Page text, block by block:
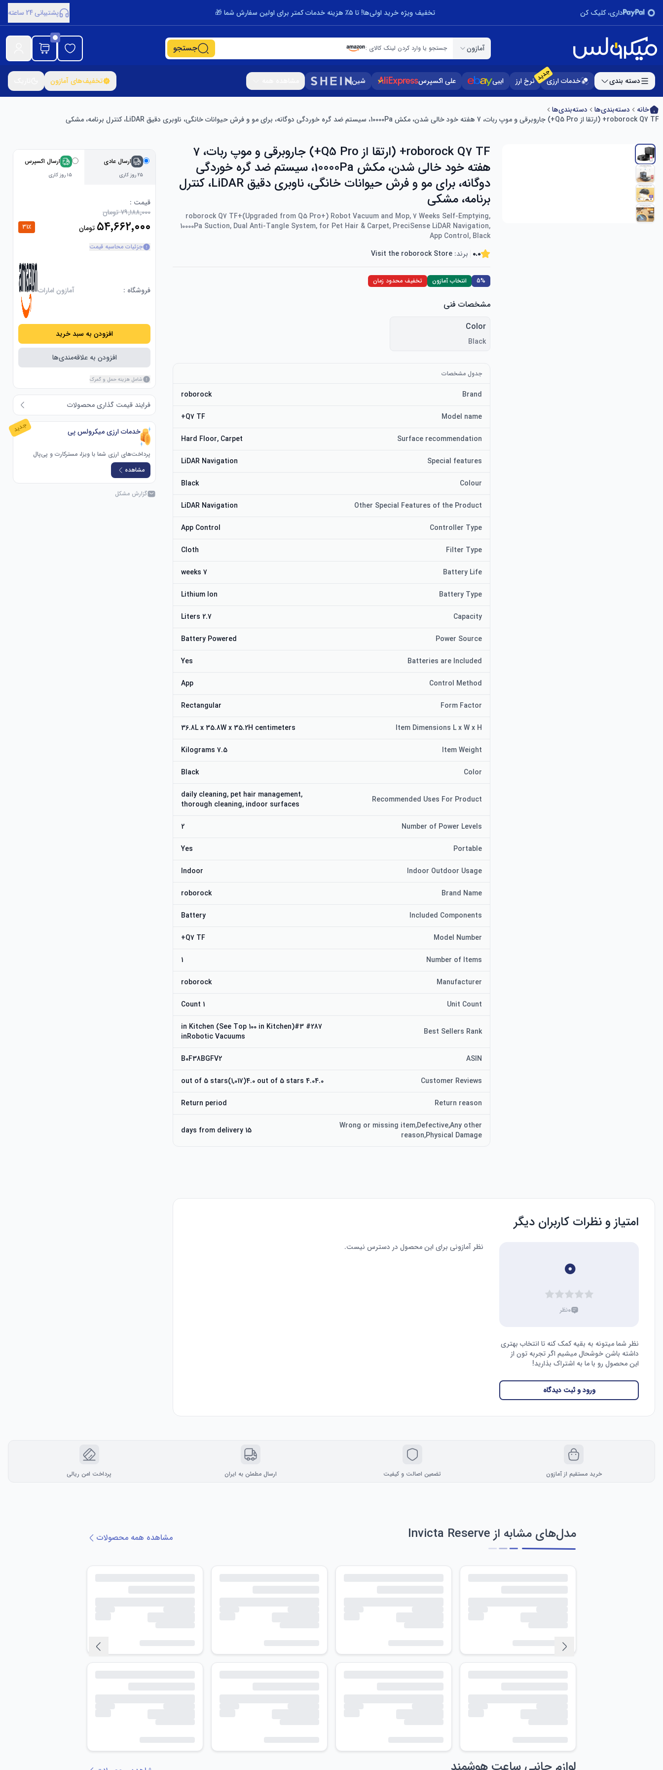
داری، کلیک کن تخفیف ویژه خرید اولی‌ها! تا ۵٪ هزینه خدمات کمتر برای اولین سفارش شما 🎁 پشتیبانی 24 ساعته
آمازون جستجو یا وارد کردن لینک کالای : جستجو
دسته بندی خدمات ارزیجدیدنرخ ارز ایبی علی اکسپرس شین تخفیف‌های آمازون
خانه دسته‌بندی‌ها
دسته‌بندی‌ها
roborock Q7 TF+ (ارتقا از Q5 Pro+) جاروبرقی و موپ ربات، 7 هفته خود خالی شدن، مکش 10000Pa، سیستم ضد گره خوردگی دوگانه، برای مو و فرش حیوانات خانگی، ناوبری دقیق LiDAR، کنترل برنامه، مشکی
roborock Q7 TF+ (ارتقا از Q5 Pro+) جاروبرقی و موپ ربات، 7
هفته خود خالی شدن، مکش 10000Pa، سیستم ضد گره خوردگی
دوگانه، برای مو و فرش حیوانات خانگی، ناوبری دقیق LiDAR، کنترل
برنامه، مشکی
roborock Q7 TF+(Upgraded from Q5 Pro+) Robot Vacuum and Mop, 7 Weeks Self-Emptying,
10000Pa Suction, Dual Anti-Tangle System, for Pet Hair & Carpet, PreciSense LiDAR Navigation,
App Control, Black
0.0 برند: Visit the roborock Store
5% انتخاب آمازون تخفیف محدود زمان
مشخصات فنی
Color
Black
جدول مشخصات
Brand
roborock
Model name
Q7 TF+
Surface recommendation
Hard Floor, Carpet
Special features
LiDAR Navigation
Colour
Black
Other Special Features of the Product
LiDAR Navigation
Controller Type
App Control
Filter Type
Cloth
Battery Life
7 weeks
Battery Type
Lithium Ion
Capacity
2.7 Liters
Power Source
Battery Powered
Batteries are Included
Yes
Control Method
App
Form Factor
Rectangular
Item Dimensions L x W x H
36.8L x 35.8W x 35.2H centimeters
Item Weight
7.5 Kilograms
Color
Black
Recommended Uses For Product
daily cleaning, pet hair management,
thorough cleaning, indoor surfaces
Number of Power Levels
2
Portable
Yes
Indoor Outdoor Usage
Indoor
Brand Name
roborock
Included Components
Battery
Model Number
Q7 TF+
Number of Items
1
Manufacturer
roborock
Unit Count
1 Count
Best Sellers Rank
#287 in Kitchen (See Top 100 in Kitchen)#3
inRobotic Vacuums
ASIN
B0F38BGFV2
Customer Reviews
4.04.0 out of 5 stars(1,017)4.0 out of 5 stars
Return reason
Return period
Wrong or missing item,Defective,Any other
reason,Physical Damage
15 days from delivery
ارسال عادی
۲۵ روز کاری
ارسال اکسپرس
۱۵ روز کاری
قیمت :
۷۹٬۱۸۸٬۰۰۰ تومان
۵۴٬۶۶۲٬۰۰۰ تومان 31٪
جزئیات محاسبه قیمت
فروشگاه : آمازون امارات
افزودن به سبد خرید
افزودن به علاقه‌مندی‌ها
شامل هزینه حمل و گمرک
فرایند قیمت گذاری محصولات
جدید خدمات ارزی میکرولس پی
پرداخت‌های ارزی شما با ویزا، مسترکارت و پی‌پال
مشاهده
گزارش مشکل
امتیاز و نظرات کاربران دیگر
۰
۰نظر
نظر شما میتونه به بقیه کمک کنه تا انتخاب بهتری
داشته باشن خوشحال میشیم اگر تجربه تون از
این محصول رو با ما به اشتراک بذارید!
ورود و ثبت دیدگاه
نظر آمازونی برای این محصول در دسترس نیست.
خرید مستقیم از آمازون تضمین اصالت و کیفیت ارسال مطمئن به ایران پرداخت امن ریالی
مدل‌های مشابه از Invicta Reserve مشاهده همه محصولات